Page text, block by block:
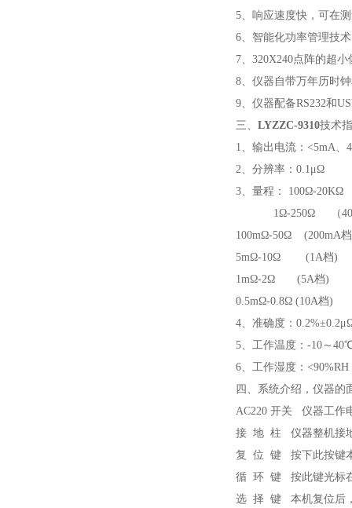
5、响应速度快，可在
6、智能化功率管理技
7、320X240点阵的超
8、仪器自带万年历时
9、仪器配备RS232和
三、 LYZZC-9310技术
1、输出电流：<5mA、
2、分辨率：0.1μΩ
3、量程： 100Ω-
1Ω-250Ω （
100mΩ-50Ω (200mA
5mΩ-10Ω (1A档)
1mΩ-2Ω (5A档)
0.5mΩ-0.8Ω (10A档)
4、准确度：
5、工作温度：-10～
6、工作湿度：
四、系统介绍，仪器的
AC220 开关 仪器工作
接 地 柱 仪器整机接
复 位 键 按下此按键
循 环 键 按此键光标
选 择 键 本机复位后